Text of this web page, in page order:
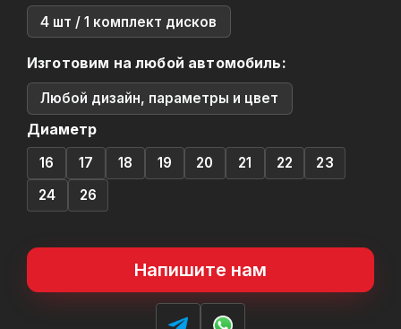
4 шт / 1 комплект дисков
Изготовим на любой автомобиль:
Любой дизайн, параметры и цвет
Диаметр
16 17 18 19 20 21 22
23
24
26
Напишите нам